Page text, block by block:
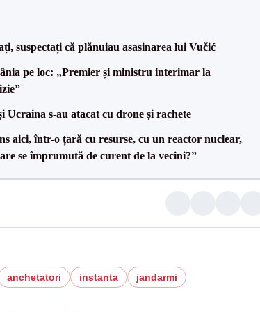
suspectați că plănuiau asasinarea lui Vučić
pe loc: „Premier și ministru interimar la
s-au atacat cu drone și rachete
aici, într-o țară cu resurse, cu un reactor nuclear,
se împrumută de curent de la vecini?”
anchetatori instanta jandarmi